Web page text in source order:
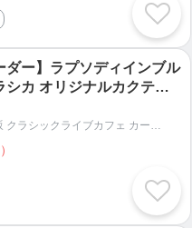
ダー】ラプソディインブル
シカ オリジナルカクテ